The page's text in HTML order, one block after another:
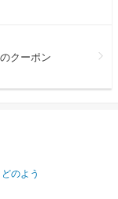
クーポン
のよう